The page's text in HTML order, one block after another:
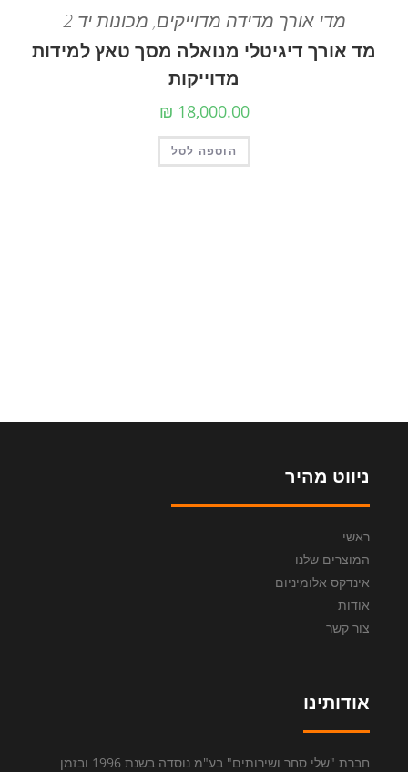
מדי אורך מדידה מדוייקים, מכונות יד 2
מד אורך דיגיטלי מנואלה מסך טאץ למידות
מדוייקות
18,000.00
₪
הוספה לסל
ניווט מהיר
ראשי
המוצרים שלנו
אינדקס אלומיניום
אודות
צור קשר
אודותינו
חברת "שלי סחר ושירותים" בע"מ נוסדה בשנת 1996 ובזמן